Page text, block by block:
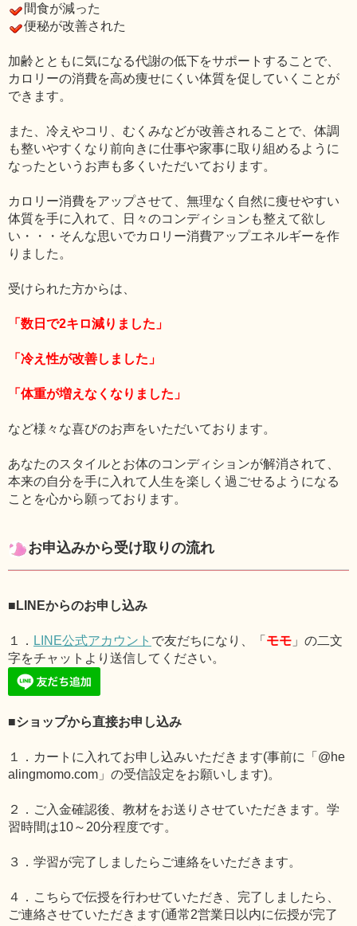
間食が減った
便秘が改善された
加齢とともに気になる代謝の低下をサポートすることで、
カロリーの消費を高め痩せにくい体質を促していくことが
できます。
また、冷えやコリ、むくみなどが改善されることで、体調
も整いやすくなり前向きに仕事や家事に取り組めるように
なったというお声も多くいただいております。
カロリー消費をアップさせて、無理なく自然に痩せやすい
体質を手に入れて、日々のコンディションも整えて欲し
い・・・そんな思いでカロリー消費アップエネルギーを作
りました。
受けられた方からは、
「数日で2キロ減りました」
「冷え性が改善しました」
「体重が増えなくなりました」
など様々な喜びのお声をいただいております。
あなたのスタイルとお体のコンディションが解消されて、
本来の自分を手に入れて人生を楽しく過ごせるようになる
ことを心から願っております。
お申込みから受け取りの流れ
■LINEからのお申し込み
１． LINE公式アカウント で友だちになり、「 モモ 」の二文
字をチャットより送信してください。
■ショップから直接お申し込み
１．カートに入れてお申し込みいただきます(事前に「@he
alingmomo.com」の受信設定をお願いします)。
２．ご入金確認後、教材をお送りさせていただきます。学
習時間は10～20分程度です。
３．学習が完了しましたらご連絡をいただきます。
４．こちらで伝授を行わせていただき、完了しましたら、
ご連絡させていただきます(通常2営業日以内に伝授が完了